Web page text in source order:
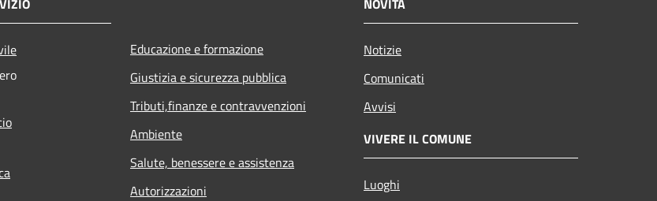
Educazione e formazione
Giustizia e sicurezza pubblica
Tributi,finanze e contravvenzioni
Ambiente
Salute, benessere e assistenza
Autorizzazioni
Notizie
Comunicati
Avvisi
VIVERE IL COMUNE
Luoghi